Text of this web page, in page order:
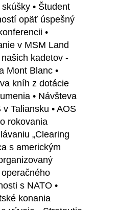
• Študent
opäť úspešný
•
v MSM Land
kadetov -
Mont Blanc •
kníh z dotácie
• Návšteva
Taliansku • AOS
rokovania
„Clearing
s americkým
s NATO •
konania